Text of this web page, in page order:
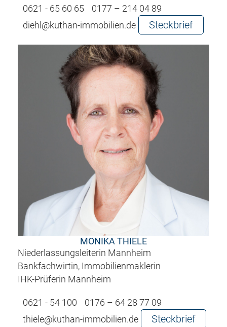
0621 - 65 60 65
0177 – 214 04 89
diehl@kuthan-immobilien.de
Steckbrief
MONIKA THIELE
Niederlassungsleiterin Mannheim
Bankfachwirtin, Immobilienmaklerin
IHK-Prüferin Mannheim
0621 - 54 100
0176 – 64 28 77 09
thiele@kuthan-immobilien.de
Steckbrief